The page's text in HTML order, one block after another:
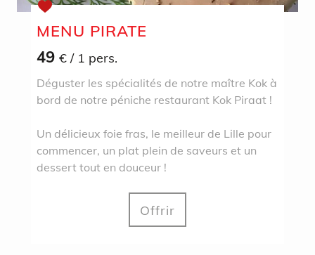
MENU PIRATE
49 € / 1 pers.
Déguster les spécialités de notre maître Kok à
bord de notre péniche restaurant Kok Piraat !
Un délicieux foie fras, le meilleur de Lille pour
commencer, un plat plein de saveurs et un
dessert tout en douceur !
Offrir